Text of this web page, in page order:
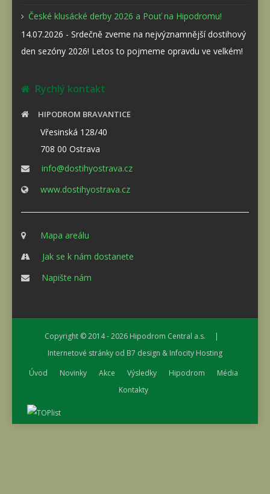
České klusácké derby 2026 a Pouť na Hipodromu!
14.07.2026 - Srdečně zveme na nejvýznamnější dostihový
den sezóny 2026! Letos to pojmeme opravdu ve velkém!
Rychlý kontakt
HIPODROM BRAVANTICE
Vřesinská 128/40
708 00 Ostrava
info@dostihyostrava.cz
www.dostihyostrava.cz
Mapa areálu
Jak se k nám dostanete
Napište nám
Copyright © 2014 - 2026 Hipodrom Central a.s. |
Internetové stránky od B7 design & Infocity Hosting
Úvod
Novinky Akce Výsledky Hipodrom
Média
Kontakty